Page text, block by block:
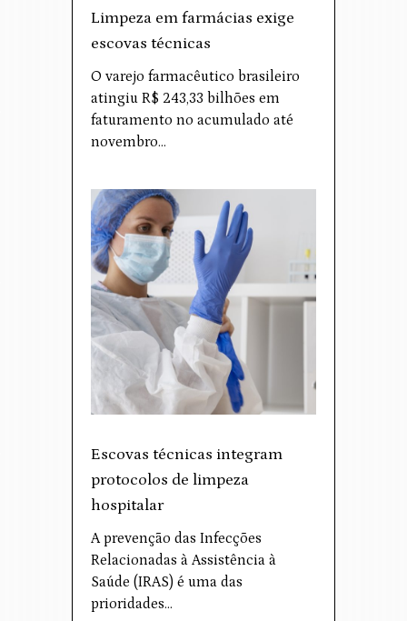
Limpeza em farmácias exige
escovas técnicas
O varejo farmacêutico brasileiro
atingiu R$ 243,33 bilhões em
faturamento no acumulado até
novembro…
Escovas técnicas integram
protocolos de limpeza
hospitalar
A prevenção das Infecções
Relacionadas à Assistência à
Saúde (IRAS) é uma das
prioridades…